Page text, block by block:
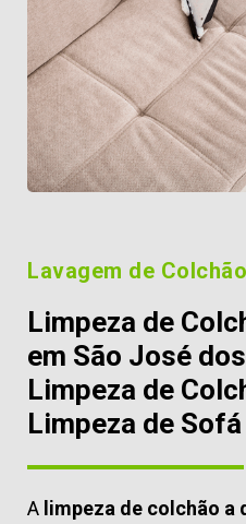
Lavagem de
Limpeza de
em São José
Limpeza de
Limpeza de
A limpeza de colchão a